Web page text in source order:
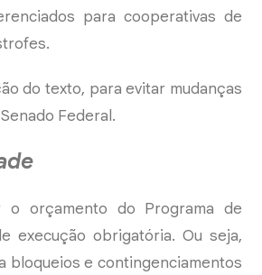
para cooperativas de
do texto, para evitar mudanças
Federal.
orçamento do Programa de
execução obrigatória. Ou seja,
bloqueios e contingenciamentos